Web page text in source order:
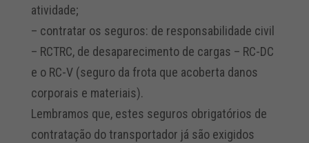
atividade;
– contratar os seguros: de responsabilidade civil
– RCTRC, de desaparecimento de cargas – RC-DC
e o RC-V (seguro da frota que acoberta danos
corporais e materiais).
Lembramos que, estes seguros obrigatórios de
contratação do transportador já são exigidos